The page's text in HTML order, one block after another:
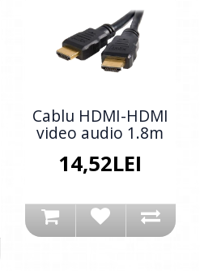
Cablu HDMI-HDMI
video audio 1.8m
14,52LEI